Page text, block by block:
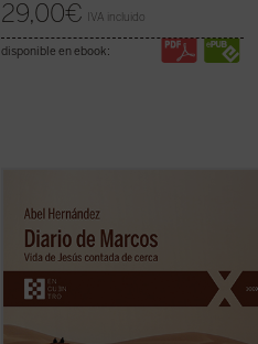
29,00€ IVA incluido
disponible en ebook:
maestría como cronista para dar color y
vida a la historia de Jesús de Nazaret,
que es «contada de cerca» por un aún
joven e inexperto evangelista Marcos, a
quien Jesús le encarga, nada más